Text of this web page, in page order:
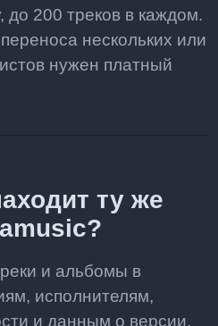
до 200 треков в каждом.
нескольких или
нужен платный
ту же
и альбомы в
исполнителям,
и данным о версии.